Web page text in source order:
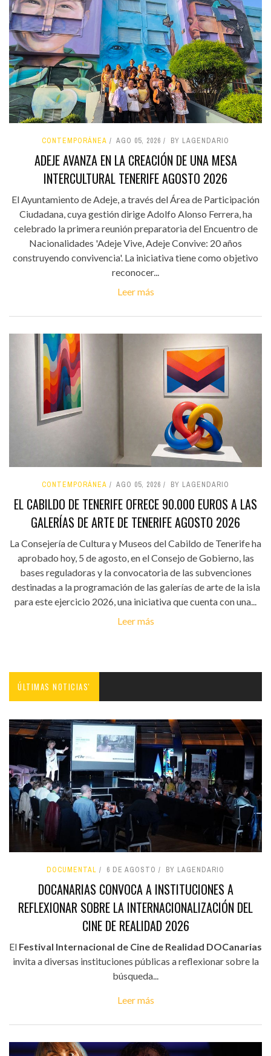
CONTEMPORÁNEA AGO 05, 2026 BY LAGENDARIO
ADEJE AVANZA EN LA CREACIÓN DE UNA MESA
INTERCULTURAL TENERIFE AGOSTO 2026
El Ayuntamiento de Adeje, a través del Área de Participación
Ciudadana, cuya gestión dirige Adolfo Alonso Ferrera, ha
celebrado la primera reunión preparatoria del Encuentro de
Nacionalidades 'Adeje Vive, Adeje Convive: 20 años
construyendo convivencia'. La iniciativa tiene como objetivo
reconocer...
Leer más
CONTEMPORÁNEA AGO 05, 2026 BY LAGENDARIO
EL CABILDO DE TENERIFE OFRECE 90.000 EUROS A LAS
GALERÍAS DE ARTE DE TENERIFE AGOSTO 2026
La Consejería de Cultura y Museos del Cabildo de Tenerife ha
aprobado hoy, 5 de agosto, en el Consejo de Gobierno, las
bases reguladoras y la convocatoria de las subvenciones
destinadas a la programación de las galerías de arte de la isla
para este ejercicio 2026, una iniciativa que cuenta con una...
Leer más
ÚLTIMAS NOTICIAS'
DOCUMENTAL 6 DE AGOSTO BY LAGENDARIO
DOCANARIAS CONVOCA A INSTITUCIONES A
REFLEXIONAR SOBRE LA INTERNACIONALIZACIÓN DEL
CINE DE REALIDAD 2026
El Festival Internacional de Cine de Realidad DOCanarias
invita a diversas instituciones públicas a reflexionar sobre la
búsqueda...
Leer más